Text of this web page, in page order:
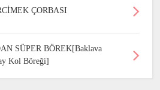
ÇORBASI
SÜPER BÖREK[Baklava
Kol Böreği]